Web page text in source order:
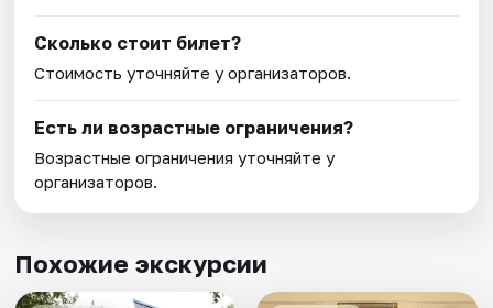
Сколько стоит билет?
Стоимость уточняйте у организаторов.
Есть ли возрастные ограничения?
Возрастные ограничения уточняйте у
организаторов.
Похожие экскурсии